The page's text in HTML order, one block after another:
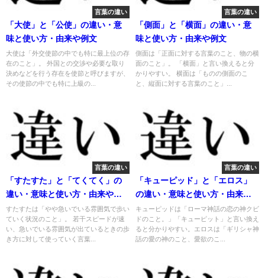
言葉の違い
「大使」と「公使」の違い・意
味と使い方・由来や例文
大使は「外交使節の中でも特に最上位の存
在のこと」。 外国との交渉や必要な取り
決めなどを行う存在を使節と呼びますが、
その使節の中でも特に上級の...
言葉の違い
「側面」と「横面」の違い・意
味と使い方・由来や例文
側面は「正面に対する言葉のこと、物の横
面のこと」。 「横面」と言い換えると分
かりやすい。 横面は「ものの側面のこ
と、縦面に対する言葉のこと」...
言葉の違い
「すたすた」と「てくてく」の
違い・意味と使い方・由来や例
文
すたすたは「やや急いでいる雰囲気で歩い
ていく状況のこと」。 若干スピードが速
い、急いでいる雰囲気が出ているときの歩
き方に対して使っていく言葉...
言葉の違い
「キューピッド」と「エロス」
の違い・意味と使い方・由来や
例文
キューピッドは「ローマ神話の恋の神クビ
ドのこと。」「キューピット」と言い換え
ると分かりやすい。エロスは「ギリシャ神
話の愛の神のこと、愛欲のこ...